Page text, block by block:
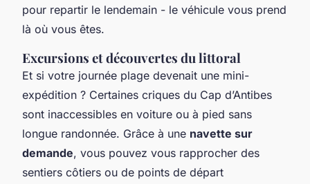
pour repartir le lendemain - le véhicule vous prend
là où vous êtes.
Excursions et découvertes du littoral
Et si votre journée plage devenait une mini-
expédition ? Certaines criques du Cap d’Antibes
sont inaccessibles en voiture ou à pied sans
longue randonnée. Grâce à une navette sur
demande, vous pouvez vous rapprocher des
sentiers côtiers ou de points de départ